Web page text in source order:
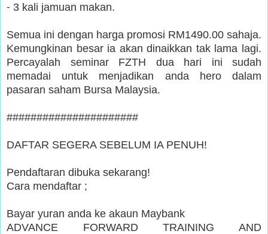
⁃ 3 kali jamuan makan.
Semua ini dengan harga promosi RM1490.00 sahaja.
Kemungkinan besar ia akan dinaikkan tak lama lagi.
Percayalah seminar FZTH dua hari ini sudah
memadai untuk menjadikan anda hero dalam
pasaran saham Bursa Malaysia.
######################
DAFTAR SEGERA SEBELUM IA PENUH!
Pendaftaran dibuka sekarang!
Cara mendaftar ;
Bayar yuran anda ke akaun Maybank
ADVANCE FORWARD TRAINING AND